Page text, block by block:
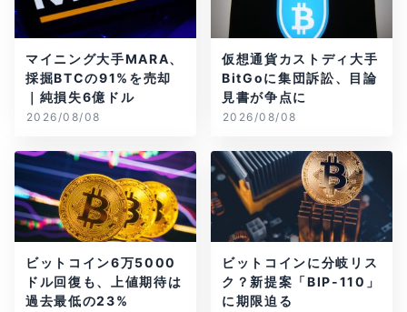
マイニング大手MARA、
採掘BTCの91%を売却
｜純損失6億ドル
2026/08/08
仮想通貨カストディ大手
BitGoに集団訴訟、目論
見書が争点に
2026/08/08
ビットコイン6万5000
ドル回復も、上値期待は
過去最低の23%
ビットコインに分岐リス
ク？新提案「BIP-110」
に期限迫る